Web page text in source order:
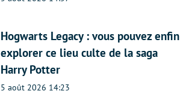
Hogwarts Legacy : vous pouvez enfin
explorer ce lieu culte de la saga
Harry Potter
5 août 2026 14:23